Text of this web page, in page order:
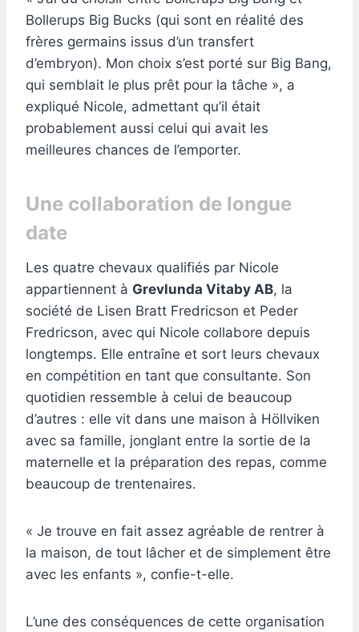
Bollerups Big Bucks (qui sont en réalité des
frères germains issus d’un transfert
d’embryon). Mon choix s’est porté sur Big Bang,
qui semblait le plus prêt pour la tâche », a
expliqué Nicole, admettant qu’il était
probablement aussi celui qui avait les
meilleures chances de l’emporter.
Une collaboration de longue
date
Les quatre chevaux qualifiés par Nicole
appartiennent à Grevlunda Vitaby AB, la
société de Lisen Bratt Fredricson et Peder
Fredricson, avec qui Nicole collabore depuis
longtemps. Elle entraîne et sort leurs chevaux
en compétition en tant que consultante. Son
quotidien ressemble à celui de beaucoup
d’autres : elle vit dans une maison à Höllviken
avec sa famille, jonglant entre la sortie de la
maternelle et la préparation des repas, comme
beaucoup de trentenaires.
« Je trouve en fait assez agréable de rentrer à
la maison, de tout lâcher et de simplement être
avec les enfants », confie-t-elle.
L’une des conséquences de cette organisation